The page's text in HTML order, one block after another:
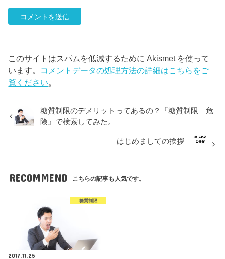
このサイトはスパムを低減するために Akismet を使って
います。 コメントデータの処理方法の詳細はこちらをご
覧ください。
糖質制限のデメリットってあるの？『糖質制限 危
険』で検索してみた。
はじめましての挨拶
RECOMMEND こちらの記事も人気です。
糖質制限
2017.11.25